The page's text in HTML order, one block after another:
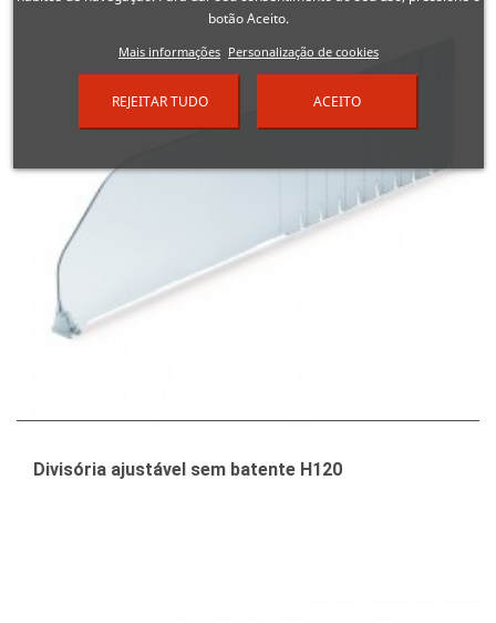
Divisória ajustável sem batente H120
botão Aceito.
Mais informações Personalização de cookies
REJEITAR TUDO ACEITO